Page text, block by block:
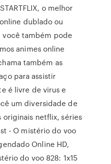
o melhor
dublado ou
você também pode
animes online
também as
para assistir
é livre de virus e
um diversidade de
netflix, séries
- O mistério do voo
Online HD,
do voo 828: 1x15